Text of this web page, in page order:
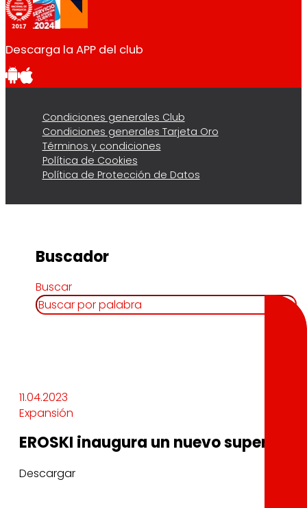
Descarga la APP del club
Condiciones generales Club
Condiciones generales Tarjeta Oro
Términos y condiciones
Política de Cookies
Política de Protección de Datos
Buscador
Buscar
11.04.2023
Expansión
EROSKI inaugura un nuevo
Descargar